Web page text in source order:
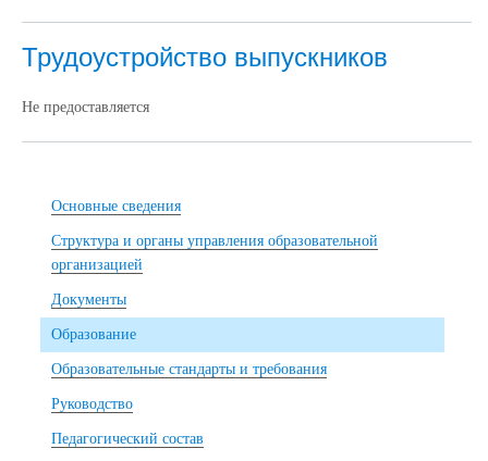
Трудоустройство выпускников
Не предоставляется
Основные сведения
Структура и органы управления образовательной
организацией
Документы
Образование
Образовательные стандарты и требования
Руководство
Педагогический состав